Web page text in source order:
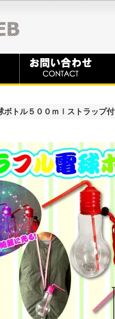
ボトル５００ｍｌストラップ付